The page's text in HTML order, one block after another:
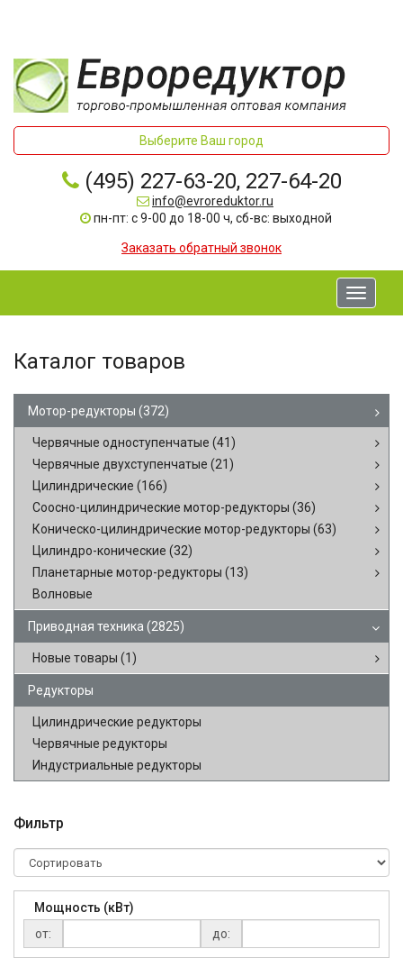
Выберите Ваш город
(495) 227-63-20, 227-64-20
info@evroreduktor.ru
пн-пт: с 9-00 до 18-00 ч, сб-вс: выходной
Заказать обратный звонок
Toggle
Каталог товаров
Мотор-редукторы (372)
Червячные одноступенчатые (41)
Червячные двухступенчатые (21)
Цилиндрические (166)
Соосно-цилиндрические мотор-редукторы (36)
Коническо-цилиндрические мотор-редукторы (63)
Цилиндро-конические (32)
Планетарные мотор-редукторы (13)
Волновые
Приводная техника (2825)
Новые товары (1)
Редукторы
Цилиндрические редукторы
Червячные редукторы
Индустриальные редукторы
Фильтр
Мощность (кВт)
от:
до: